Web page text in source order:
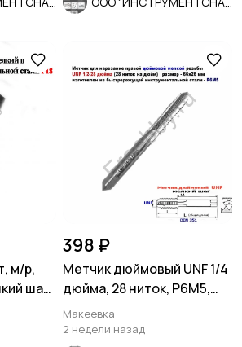
м/р,
шаг,
398 ₽
Метчик дюймовый UNF 1/4
дюйма, 28 ниток, Р6М5,
мелкий шаг, 66/26 мм.
Макеевка
2 недели назад